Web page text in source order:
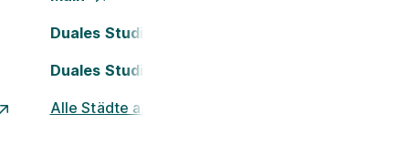
Duales Studium Köln
Duales Studium Nürnberg
Alle Städte ansehen